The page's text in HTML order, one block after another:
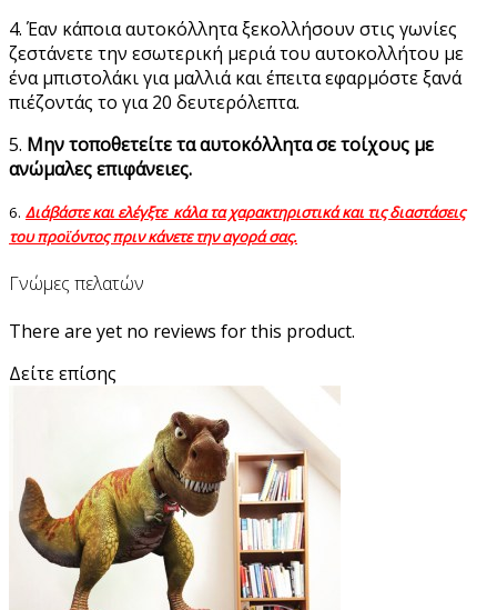
4. Έαν κάποια αυτοκόλλητα ξεκολλήσουν στις γωνίες
ζεστάνετε την εσωτερική μεριά του αυτοκολλήτου με
ένα μπιστολάκι για μαλλιά και έπειτα εφαρμόστε ξανά
πιέζοντάς το για 20 δευτερόλεπτα.
5. Μην τοποθετείτε τα αυτοκόλλητα σε τοίχους με
ανώμαλες επιφάνειες.
6. Διάβάστε και ελέγξτε κάλα τα χαρακτηριστικά και τις διαστάσεις
του προϊόντος πριν κάνετε την αγορά σας.
Γνώμες πελατών
There are yet no reviews for this product.
Δείτε επίσης